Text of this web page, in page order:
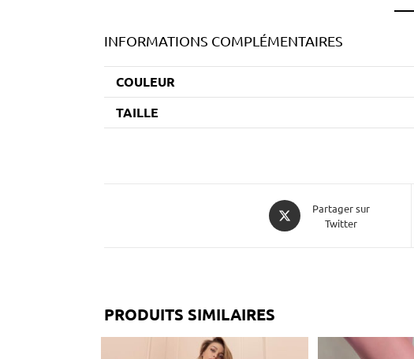
INFORMATIONS COMPLÉMENTAIRES
COULEUR
TAILLE
Partager sur
Twitter
PRODUITS SIMILAIRES